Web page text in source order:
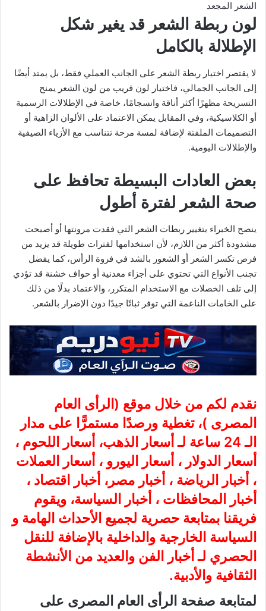
الشعر المجعد
لون ربطة الشعر قد يغير شكل
الإطلالة بالكامل
لا يقتصر اختيار ربطة الشعر على الجانب العملي فقط، بل يمتد أيضًا
إلى الجانب الجمالي، فاختيار لون قريب من لون الشعر يمنح
التسريحة مظهرًا أكثر أناقة وانسجامًا، خاصة في الإطلالات الرسمية
أو الكلاسيكية، وفي المقابل يمكن الاعتماد على الألوان الزاهية أو
التصميمات الملفتة لإضافة لمسة مرحة تتناسب مع الأزياء الصيفية
والإطلالات اليومية.
بعض العادات البسيطة تحافظ على
صحة الشعر لفترة أطول
ينصح الخبراء بتغيير ربطات الشعر التي فقدت مرونتها أو أصبحت
مشدودة أكثر من اللازم، لأن استخدامها لفترات طويلة قد يزيد من
فرص تكسر الشعر أو الشعور بالشد في فروة الرأس، كما يفضل
تجنب الأنواع التي تحتوي على أجزاء معدنية أو حواف خشنة قد تؤدي
إلى تلف الخصلات مع الاستخدام المتكرر، والاعتماد بدلًا من ذلك
على الخامات الناعمة التي توفر ثباتًا جيدًا دون الإضرار بالشعر.
نقدم لكم من خلال موقع (الرأى العام
المصرى )، تغطية ورصدًا مستمرًّا على مدار
الـ 24 ساعة لـ أسعار الذهب، أسعار اللحوم ،
أسعار الدولار ، أسعار اليورو ، أسعار العملات
، أخبار الرياضة ، أخبار مصر، أخبار اقتصاد ،
أخبار المحافظات ، أخبار السياسة، ويقوم
فريقنا بمتابعة حصرية لجميع الأحداث الهامة و
السياسة الخارجية والداخلية بالإضافة للنقل
الحصري لـ أخبار الفن والعديد من الأنشطة
الثقافية والأدبية.
لمتابعة صفحة الرأى العام المصرى على